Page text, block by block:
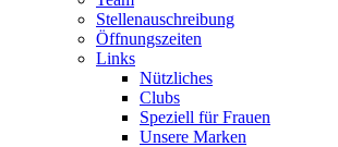
Stellenauschreibung
Öffnungszeiten
Links
Nützliches
Clubs
Speziell für Frauen​
Unsere Marken